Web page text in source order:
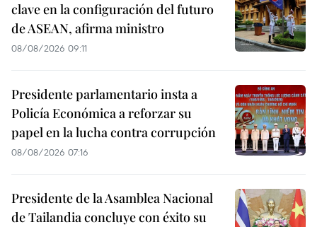
clave en la configuración del futuro
de ASEAN, afirma ministro
08/08/2026 09:11
Presidente parlamentario insta a
Policía Económica a reforzar su
papel en la lucha contra corrupción
08/08/2026 07:16
Presidente de la Asamblea Nacional
de Tailandia concluye con éxito su